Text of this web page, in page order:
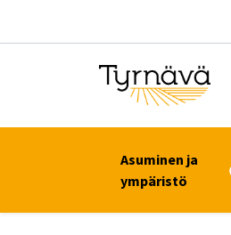
Asuminen ja
ympäristö